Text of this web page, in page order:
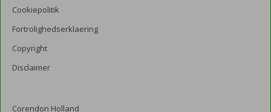
Cookiepolitik
Fortrolighedserklaering
Copyright
Disclaimer
Corendon Holland